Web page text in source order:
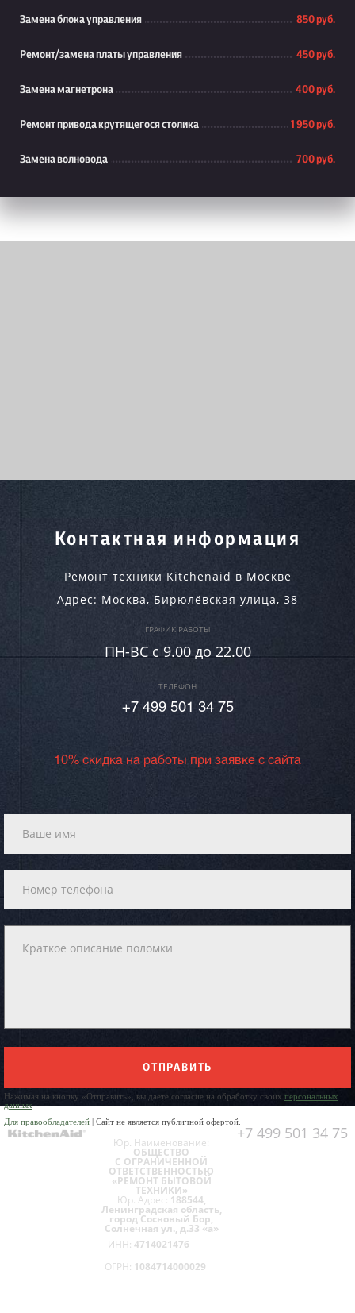
Замена блока управления 850 руб.
Ремонт/замена платы управления 450 руб.
Замена магнетрона 400 руб.
Ремонт привода крутящегося столика 1 950 руб.
Замена волновода 700 руб.
Контактная информация
Ремонт техники Kitchenaid в Москве
Адрес: Москва, Бирюлёвская улица, 38
ГРАФИК РАБОТЫ
ПН-ВC c 9.00 до 22.00
ТЕЛЕФОН
+7 499 501 34 75
10% скидка на работы при заявке с сайта
ОТПРАВИТЬ
Нажимая на кнопку «Отправить», вы даете согласие на обработку своих персональных
данных
Для правообладателей | Сайт не является публичной офертой.
+7 499 501 34 75
Юр. Наименование:
ОБЩЕСТВО
С ОГРАНИЧЕННОЙ
ОТВЕТСТВЕННОСТЬЮ
«РЕМОНТ БЫТОВОЙ
ТЕХНИКИ»
Юр. Адрес: 188544,
Ленинградская область,
город Сосновый Бор,
Солнечная ул., д.33 «а»
ИНН: 4714021476
ОГРН: 1084714000029